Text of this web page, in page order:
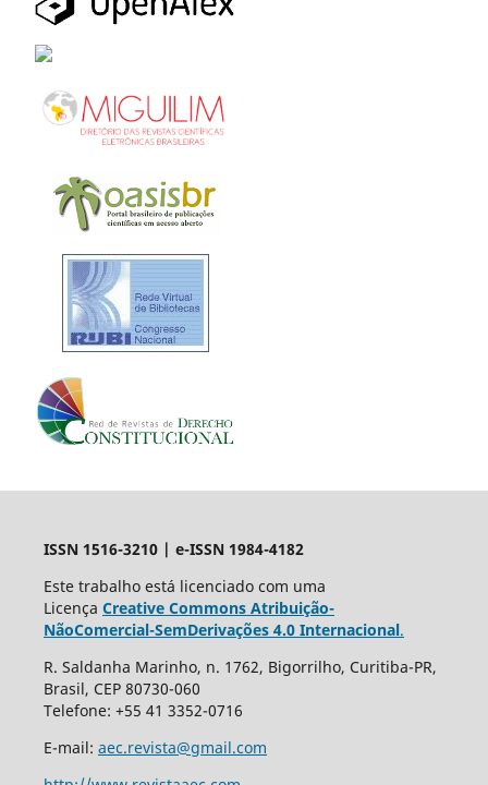
ISSN 1516-3210 | e-ISSN 1984-4182
Este trabalho está licenciado com uma
Licença Creative Commons Atribuição-
NãoComercial-SemDerivações 4.0 Internacional.
R. Saldanha Marinho, n. 1762, Bigorrilho, Curitiba-PR,
Brasil, CEP 80730-060
Telefone: +55 41 3352-0716
E-mail: aec.revista@gmail.com